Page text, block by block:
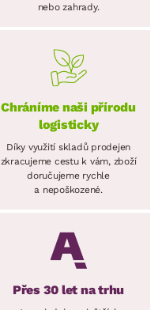
nebo zahrady.
Chráníme naši přírodu
logisticky
Díky využití skladů prodejen
zkracujeme cestu k vám, zboží
doručujeme rychle
a nepoškozené.
Přes 30 let na trhu